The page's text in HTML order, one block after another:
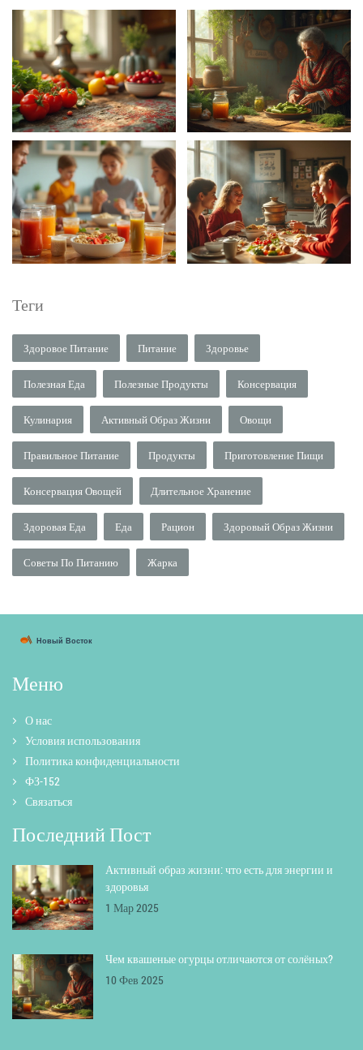
Теги
Здоровое Питание Питание Здоровье
Полезная Еда Полезные Продукты Консервация
Кулинария Активный Образ Жизни Овощи
Правильное Питание Продукты Приготовление Пищи
Консервация Овощей Длительное Хранение
Здоровая Еда Еда Рацион Здоровый Образ Жизни
Советы По Питанию Жарка
Меню
О нас
Условия использования
Политика конфиденциальности
ФЗ-152
Связаться
Последний Пост
Активный образ жизни: что есть для энергии и
здоровья
1 Мар 2025
Чем квашеные огурцы отличаются от солёных?
10 Фев 2025